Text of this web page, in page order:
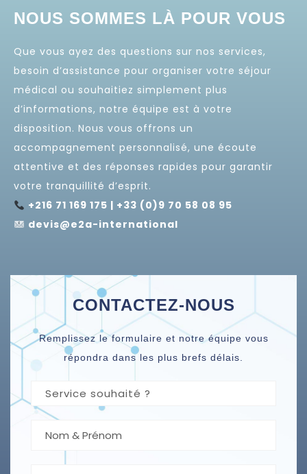
NOUS SOMMES LÀ POUR VOUS
Que vous ayez des questions sur nos services,
besoin d’assistance pour organiser votre séjour
médical ou souhaitiez simplement plus
d’informations, notre équipe est à votre
disposition. Nous vous offrons un
accompagnement personnalisé, une écoute
attentive et des réponses rapides pour garantir
votre tranquillité d’esprit.
+216 71 169 175 | +33 (0)9 70 58 08 95
devis@e2a-international
CONTACTEZ-NOUS
Remplissez le formulaire et notre équipe vous
répondra dans les plus brefs délais.